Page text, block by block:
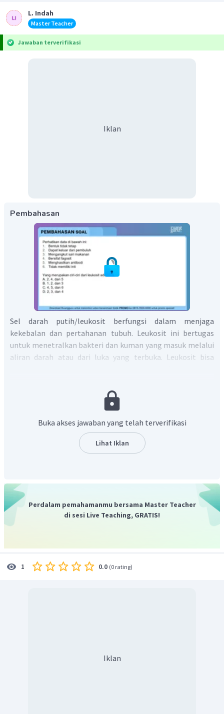
L. Indah
Master Teacher
Jawaban terverifikasi
Iklan
Pembahasan
Sel darah putih/leukosit berfungsi dalam menjaga
kekebalan dan pertahanan tubuh. Leukosit ini bertugas
untuk menetralkan bakteri dan kuman yang masuk melalui
aliran darah atau dari luka yang terbuka. Leukosit bisa
fagositosis atau memangsa bakteri dan sel-sel yang telah
Dapat keluar dari pembuluh darah (diapedesis)
Dengan demikian, jawaban yang tepat adalah A.
Buka akses jawaban yang telah terverifikasi
Lihat Iklan
Perdalam pemahamanmu bersama Master Teacher
di sesi Live Teaching, GRATIS!
1 0.0 (0 rating)
Iklan